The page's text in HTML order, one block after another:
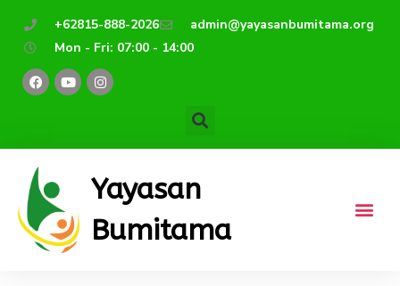
+62815-888-2026
admin@yayasanbumitama.org
Mon - Fri: 07:00 - 14:00
F
a
c
o
k
Y
o
u
e
I
n
s
r
m
Yayasan
Bumitama